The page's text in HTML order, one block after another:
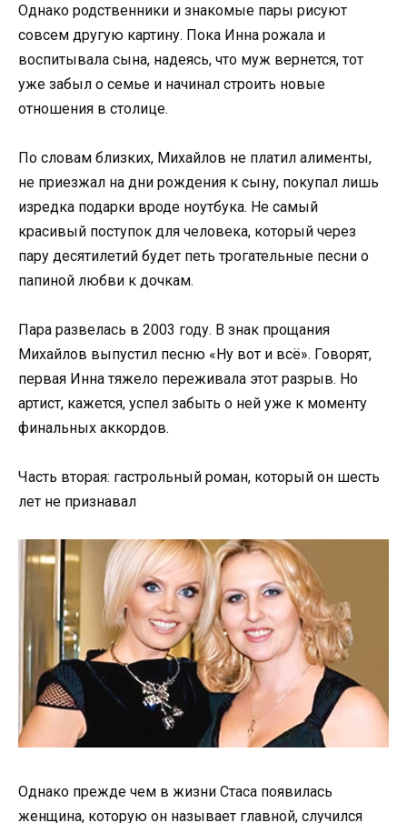
Однако родственники и знакомые пары рисуют
совсем другую картину. Пока Инна рожала и
воспитывала сына, надеясь, что муж вернется, тот
уже забыл о семье и начинал строить новые
отношения в столице.
По словам близких, Михайлов не платил алименты,
не приезжал на дни рождения к сыну, покупал лишь
изредка подарки вроде ноутбука. Не самый
красивый поступок для человека, который через
пару десятилетий будет петь трогательные песни о
папиной любви к дочкам.
Пара развелась в 2003 году. В знак прощания
Михайлов выпустил песню «Ну вот и всё». Говорят,
первая Инна тяжело переживала этот разрыв. Но
артист, кажется, успел забыть о ней уже к моменту
финальных аккордов.
Часть вторая: гастрольный роман, который он шесть
лет не признавал
Однако прежде чем в жизни Стаса появилась
женщина, которую он называет главной, случился